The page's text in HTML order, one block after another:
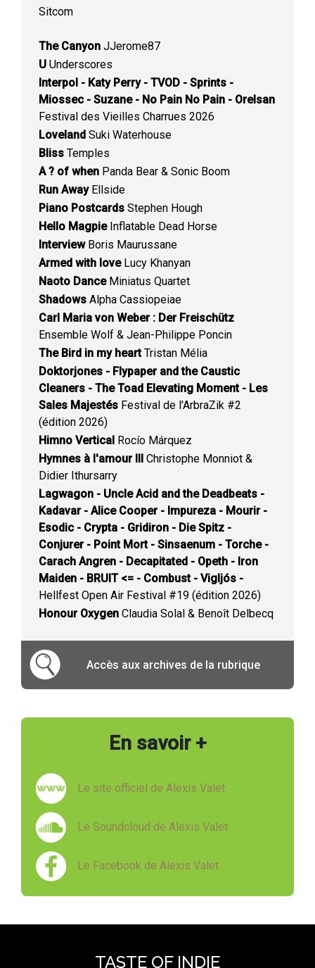
Sitcom
The Canyon JJerome87
U Underscores
Interpol - Katy Perry - TVOD - Sprints -
Miossec - Suzane - No Pain No Pain - Orelsan
Festival des Vieilles Charrues 2026
Loveland Suki Waterhouse
Bliss Temples
A ? of when Panda Bear & Sonic Boom
Run AwayEllside
Piano Postcards Stephen Hough
Hello MagpieInflatable Dead Horse
InterviewBoris Maurussane
Armed with loveLucy Khanyan
Naoto DanceMiniatus Quartet
Shadows Alpha Cassiopeiae
Carl Maria von Weber : Der Freischütz
Ensemble Wolf & Jean-Philippe Poncin
The Bird in my heartTristan Mélia
Doktorjones - Flypaper and the Caustic
Cleaners - The Toad Elevating Moment - Les
Sales Majestés Festival de l'ArbraZik #2
(édition 2026)
Himno Vertical Rocío Márquez
Hymnes à l'amour III Christophe Monniot &
Didier Ithursarry
Lagwagon - Uncle Acid and the Deadbeats -
Kadavar - Alice Cooper - Impureza - Mourir -
Esodic - Crypta - Gridiron - Die Spitz -
Conjurer - Point Mort - Sinsaenum - Torche -
Carach Angren - Decapitated - Opeth - Iron
Maiden - BRUIT <= - Combust - Vigljós -
Hellfest Open Air Festival #19 (édition 2026)
Honour Oxygen Claudia Solal & Benoît Delbecq
Accès aux archives de la rubrique
En savoir +
Le site officiel de Alexis Valet
Le Soundcloud de Alexis Valet
Le Facebook de Alexis Valet
TASTE OF INDIE